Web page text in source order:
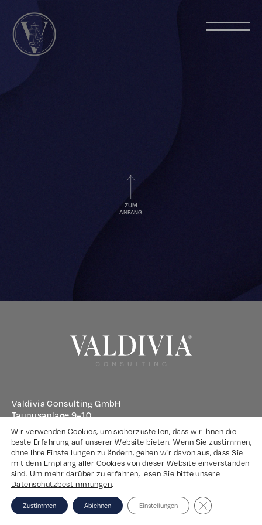
ZUM
ANFANG
Valdivia Consulting GmbH
Taunusanlage 9–10
60329 Frankfurt am Main
Impressum
Datenschutz
Wir verwenden Cookies, um sicherzustellen, dass wir Ihnen die
beste Erfahrung auf unserer Website bieten. Wenn Sie zustimmen,
ohne Ihre Einstellungen zu ändern, gehen wir davon aus, dass Sie
mit dem Empfang aller Cookies von dieser Website einverstanden
sind. Um mehr darüber zu erfahren, lesen Sie bitte unsere
Datenschutzbestimmungen.
Zustimmen Ablehnen Einstellungen Close GDPR